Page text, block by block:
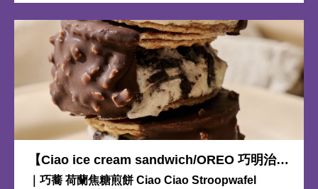
【Ciao ice cream sandwich/OREO 巧明治冰
淇淋】
｜巧蕎 荷蘭焦糖煎餅 Ciao Ciao Stroopwafel